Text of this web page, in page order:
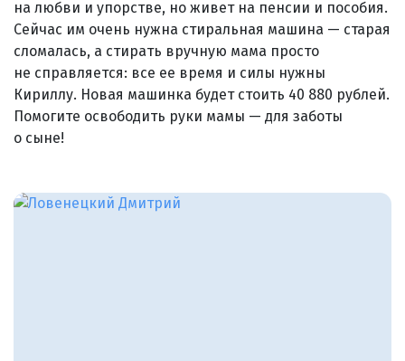
на любви и упорстве, но живет на пенсии и пособия.
Сейчас им очень нужна стиральная машина — старая
сломалась, а стирать вручную мама просто
не справляется: все ее время и силы нужны
Кириллу. Новая машинка будет стоить 40 880 рублей.
Помогите освободить руки мамы — для заботы
о сыне!